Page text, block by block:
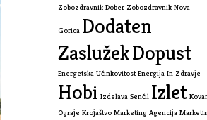
Zobozdravnik Dober Zobozdravnik Nova
Gorica Dodaten
ZaslužekDopust
Energetska Učinkovitost Energija In Zdravje
Hobi Izdelava Senčil Izlet
Ograje Krojaštvo Marketing Agencija